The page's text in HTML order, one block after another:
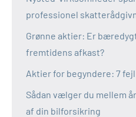
professionel
Grønne aktier: Er
fremtidens afkast?
Aktier for begyndere: 7
Sådan vælger du mellem
af din bilforsikring